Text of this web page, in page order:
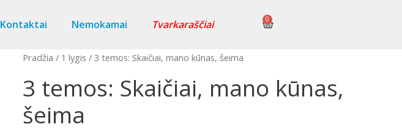
Kontaktai Nemokamai Tvarkaraščiai 0
Pradžia / 1 lygis / 3 temos: Skaičiai, mano kūnas, šeima
3 temos: Skaičiai, mano kūnas,
šeima